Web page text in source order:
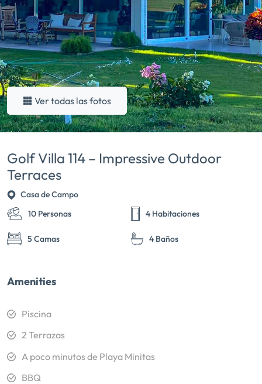
Ver todas las fotos
Golf Villa 114 – Impressive Outdoor
Terraces
Casa de Campo
10 Personas
4 Habitaciones
5 Camas 4 Baños
Amenities
Piscina
2 Terrazas
A poco minutos de Playa Minitas
BBQ